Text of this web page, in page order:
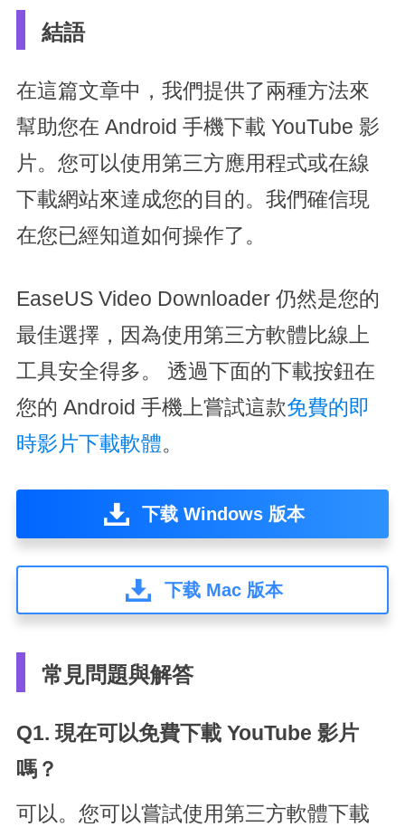
結語
在這篇文章中，我們提供了兩種方法來
幫助您在 Android 手機下載 YouTube 影
片。您可以使用第三方應用程式或在線
下載網站來達成您的目的。我們確信現
在您已經知道如何操作了。
EaseUS Video Downloader 仍然是您的
最佳選擇，因為使用第三方軟體比線上
工具安全得多。 透過下面的下載按鈕在
您的 Android 手機上嘗試這款免費的即
時影片下載軟體。
下载 Windows 版本
下载 Mac 版本
常見問題與解答
Q1. 現在可以免費下載 YouTube 影片
嗎？
可以。您可以嘗試使用第三方軟體下載